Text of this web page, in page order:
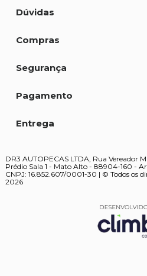
Dúvidas
Compras
Segurança
Pagamento
Entrega
DR3 AUTOPECAS LTDA, Rua Vereador
Prédio Sala 1 - Mato Alto - 88904-160 -
CNPJ: 16.852.607/0001-30 | © Todos os
2026